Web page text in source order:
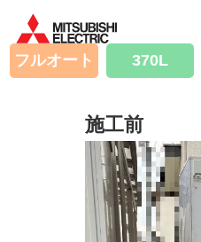
フルオート 370L
施工前